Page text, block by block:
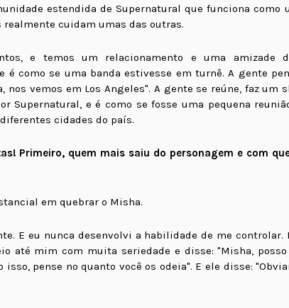
estendida de Supernatural que funciona como
cuidam umas das outras.
e temos um relacionamento e uma amizade
como se uma banda estivesse em turnê. A gente
nos vemos em Los Angeles". A gente se reúne, faz um
Supernatural, e é como se fosse uma pequena
cidades do país.
Primeiro, quem mais saiu do personagem e com
em quebrar o Misha.
E eu nunca desenvolvi a habilidade de me controlar.
até mim com muita seriedade e disse: "Misha,
pense no quanto você os odeia". E ele disse: